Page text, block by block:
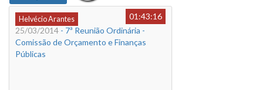
Helvécio Arantes
01:43:16
25/03/2014 - 7ª Reunião Ordinária -
Comissão de Orçamento e Finanças
Públicas